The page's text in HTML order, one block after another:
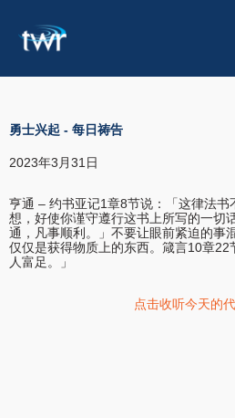
勇士兴起 - 每日祷告
2023年3月31日
亨通 – 约书亚记1章8节说：「这律法书
想，好使你谨守遵行这书上所写的一切
通，凡事顺利。」不要让眼前紧迫的事
仅仅是获得物质上的东西。箴言10章22
人富足。」
点击收听今天的